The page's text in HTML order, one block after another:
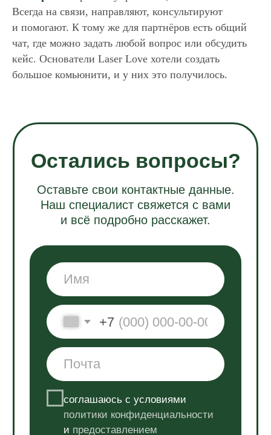
Всегда на связи, направляют, консультируют
и помогают. К тому же для партнёров есть общий
чат, где можно задать любой вопрос или обсудить
кейс. Основатели Laser Love хотели создать
большое комьюнити, и у них это получилось.